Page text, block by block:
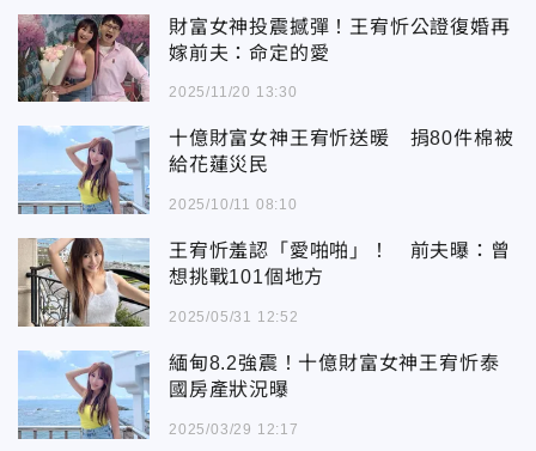
財富女神投震撼彈！王宥忻公證復婚再
嫁前夫：命定的愛
2025/11/20 13:30
十億財富女神王宥忻送暖 捐80件棉被
給花蓮災民
2025/10/11 08:10
王宥忻羞認「愛啪啪」！ 前夫曝：曾
想挑戰101個地方
2025/05/31 12:52
緬甸8.2強震！十億財富女神王宥忻泰
國房產狀況曝
2025/03/29 12:17